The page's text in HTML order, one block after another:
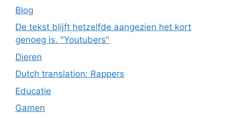
Blog
De tekst blijft hetzelfde aangezien het kort
genoeg is. "Youtubers"
Dieren
Dutch translation: Rappers
Educatie
Gamen